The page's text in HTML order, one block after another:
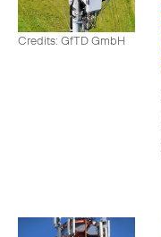
Credits: GfTD GmbH